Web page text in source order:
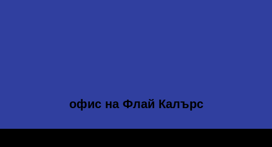
офис на Флай Калърс